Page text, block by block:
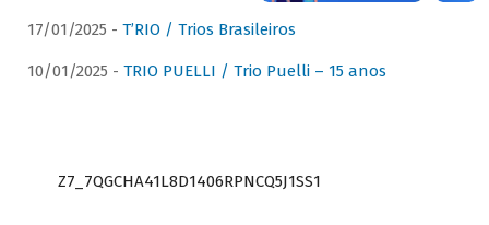
17/01/2025 - T’RIO / Trios Brasileiros
10/01/2025 - TRIO PUELLI / Trio Puelli – 15 anos
Z7_7QGCHA41L8D1406RPNCQ5J1SS1